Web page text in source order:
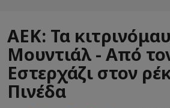
ΑΕΚ: Τα
Μουντιάλ - Από
Εστερχάζι στον
Πινέδα